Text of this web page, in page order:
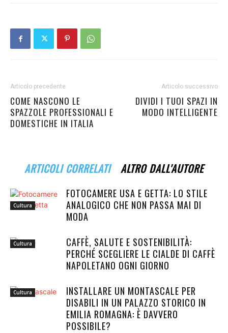
Articolo precedente
COME NASCONO LE
SPAZZOLE PROFESSIONALI E
DOMESTICHE IN ITALIA
Articolo successivo
DIVIDI I TUOI SPAZI IN
MODO INTELLIGENTE
ARTICOLI CORRELATI ALTRO DALL'AUTORE
Cultura
FOTOCAMERE USA E GETTA: LO STILE
ANALOGICO CHE NON PASSA MAI DI
MODA
Cultura
CAFFÈ, SALUTE E SOSTENIBILITÀ:
PERCHÉ SCEGLIERE LE CIALDE DI CAFFÈ
NAPOLETANO OGNI GIORNO
Cultura
INSTALLARE UN MONTASCALE PER
DISABILI IN UN PALAZZO STORICO IN
EMILIA ROMAGNA: È DAVVERO
POSSIBILE?